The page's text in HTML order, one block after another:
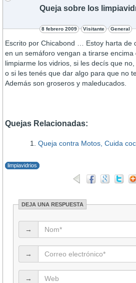
Queja sobre los
8 febrero 2009 Visitante General
Escrito por Chicabond … Estoy harta de
en un semáforo vengan a tirarse encima
limpiarme los vidrios, si les decí­s que
o si les tenés que dar algo para que no
Además son groseros y maleducados.
Quejas Relacionadas:
Queja contra Motos, Cuida
limpiavidrios
DEJA UNA RESPUESTA
→
→
→